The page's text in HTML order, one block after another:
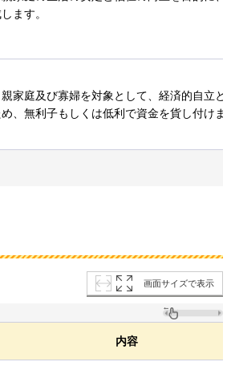
ます。
家庭及び寡婦を対象として、経済的自立と
、無利子もしくは低利で資金を貨し付けま
画面サイズで表示
内容